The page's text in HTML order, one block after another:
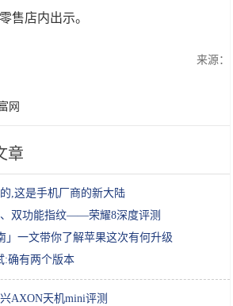
售店内出示。
来源：
网
章
,这是手机厂商的新大陆
双功能指纹——荣耀8深度评测
」一文带你了解苹果这次有何升级
:确有两个版本
AXON天机mini评测